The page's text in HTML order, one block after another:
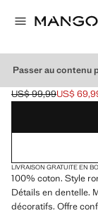
Passer au contenu
CHEMISE DE
Prix initial barré
US$ 99,99
Prix actuel [US$
US$
Choisissez une
LIVRAISON GRATUITE EN
100% coton. Style
Détails en dentelle.
décoratifs. Offre